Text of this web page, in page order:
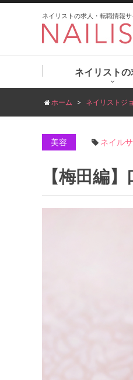
ネイリストの求人・転職情報
ネイリストの
ホーム ネイリストジ
美容 ネイル
【梅田編